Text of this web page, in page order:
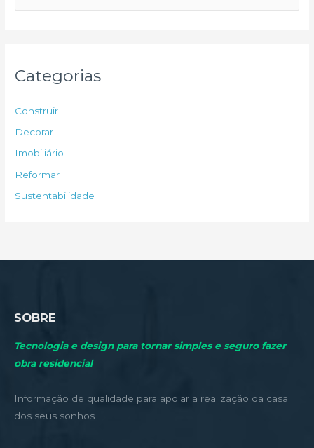
e
p
o
r
Categorias
Construir
Decorar
Imobiliário
Reformar
Sustentabilidade
SOBRE
Tecnologia e design para tornar simples e seguro fazer
obra residencial
Informação de qualidade para apoiar a realização da casa
dos seus sonhos